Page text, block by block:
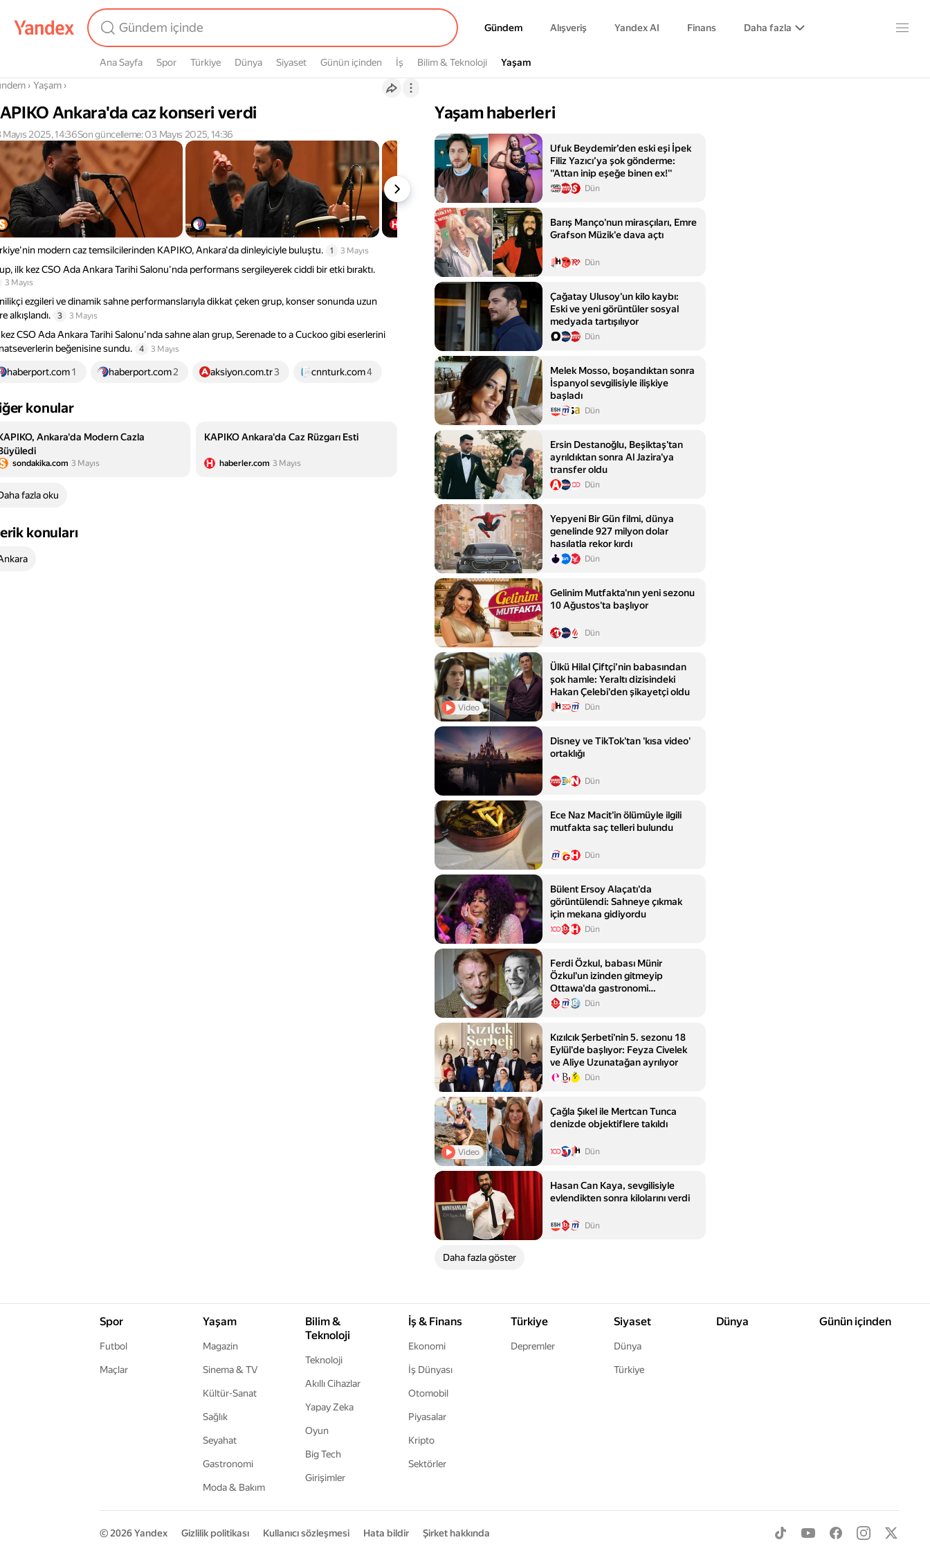
Gündem
Gündem Alışveriş Yandex AI Finans Daha fazla
Ana Sayfa Spor Türkiye Dünya Siyaset Günün içinden İş Bilim & Teknoloji Yaşam
Yaşam
› Yaşam ›
Ankara'da caz konseri verdi
2025, 14:36Son güncelleme: 03 Mayıs 2025, 14:36
modern caz temsilcilerinden KAPIKO, Ankara'da dinleyiciyle buluştu. 1 3 Mayıs
ilk kez CSO Ada Ankara Tarihi Salonu'nda performans sergileyerek ciddi bir etki bıraktı.
3 Mayıs
ezgileri ve dinamik sahne performanslarıyla dikkat çeken grup, konser sonunda uzun
alkışlandı.
3 3 Mayıs
CSO Ada Ankara Tarihi Salonu'nda sahne alan grup, Serenade to a Cuckoo gibi eserlerini
beğenisine sundu.
4 3 Mayıs
haberport.com1 haberport.com2 aksiyon.com.tr3 cnnturk.com4
konular
Ankara'da Modern Cazla
sondakika.com 3 Mayıs
KAPIKO Ankara'da Caz Rüzgarı Esti
haberler.com 3 Mayıs
fazla oku
konuları
Yaşam haberleri
Ufuk Beydemir’den eski eşi İpek
Filiz Yazıcı’ya şok gönderme:
''Attan inip eşeğe binen ex!''
Dün
Barış Manço'nun mirasçıları, Emre
Grafson Müzik'e dava açtı
Dün
Çağatay Ulusoy'un kilo kaybı:
Eski ve yeni görüntüler sosyal
medyada tartışılıyor
Dün
Melek Mosso, boşandıktan sonra
İspanyol sevgilisiyle ilişkiye
başladı
Dün
Ersin Destanoğlu, Beşiktaş'tan
ayrıldıktan sonra Al Jazira'ya
transfer oldu
Dün
Yepyeni Bir Gün filmi, dünya
genelinde 927 milyon dolar
hasılatla rekor kırdı
Dün
Gelinim Mutfakta'nın yeni sezonu
10 Ağustos'ta başlıyor
Dün
Video
Ülkü Hilal Çiftçi’nin babasından
şok hamle: Yeraltı dizisindeki
Hakan Çelebi'den şikayetçi oldu
Dün
Disney ve TikTok'tan 'kısa video'
ortaklığı
Dün
Ece Naz Macit'in ölümüyle ilgili
mutfakta saç telleri bulundu
Dün
Bülent Ersoy Alaçatı'da
görüntülendi: Sahneye çıkmak
için mekana gidiyordu
Dün
Ferdi Özkul, babası Münir
Özkul'un izinden gitmeyip
Ottawa'da gastronomi
yolculuğuna başladı
Dün
Kızılcık Şerbeti'nin 5. sezonu 18
Eylül'de başlıyor: Feyza Civelek
ve Aliye Uzunatağan ayrılıyor
Dün
Video
Çağla Şıkel ile Mertcan Tunca
denizde objektiflere takıldı
Dün
Hasan Can Kaya, sevgilisiyle
evlendikten sonra kilolarını verdi
Dün
Daha fazla göster
Spor
Futbol
Maçlar
Yaşam
Magazin
Sinema & TV
Kültür-Sanat
Sağlık
Seyahat
Gastronomi
Moda & Bakım
Bilim &
Teknoloji
Teknoloji
Akıllı Cihazlar
Yapay Zeka
Oyun
Big Tech
Girişimler
İş & Finans
Ekonomi
İş Dünyası
Otomobil
Piyasalar
Kripto
Sektörler
Türkiye
Depremler
Siyaset
Dünya
Türkiye
Dünya Günün içinden
© 2026Yandex Gizlilik politikası Kullanıcı sözleşmesi Hata bildir Şirket hakkında